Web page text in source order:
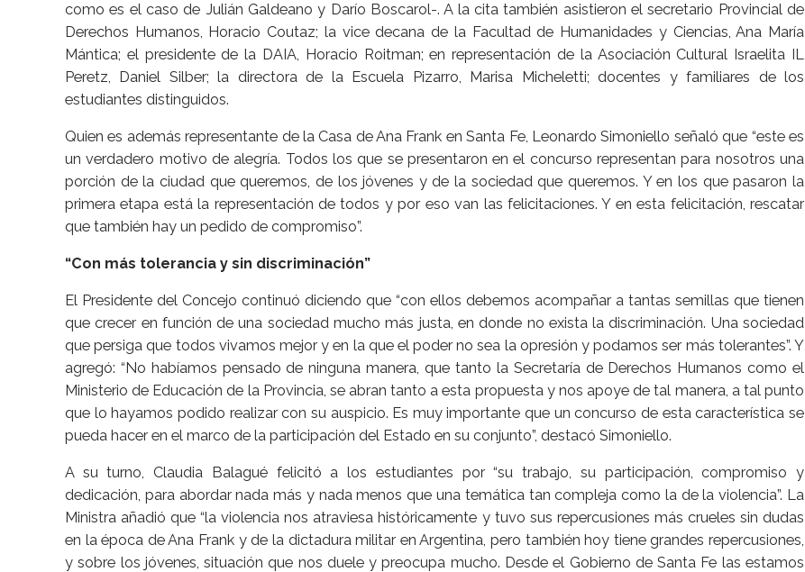
como es el caso de Julián Galdeano y Darío Boscarol-. A la cita también asistieron el secretario Provincial de
Derechos Humanos, Horacio Coutaz; la vice decana de la Facultad de Humanidades y Ciencias, Ana María
Mántica; el presidente de la DAIA, Horacio Roitman; en representación de la Asociación Cultural Israelita IL
Peretz, Daniel Silber; la directora de la Escuela Pizarro, Marisa Micheletti; docentes y familiares de los
estudiantes distinguidos.
Quien es además representante de la Casa de Ana Frank en Santa Fe, Leonardo Simoniello señaló que “este es
un verdadero motivo de alegría. Todos los que se presentaron en el concurso representan para nosotros una
porción de la ciudad que queremos, de los jóvenes y de la sociedad que queremos. Y en los que pasaron la
primera etapa está la representación de todos y por eso van las felicitaciones. Y en esta felicitación, rescatar
que también hay un pedido de compromiso”.
“Con más tolerancia y sin discriminación”
El Presidente del Concejo continuó diciendo que “con ellos debemos acompañar a tantas semillas que tienen
que crecer en función de una sociedad mucho más justa, en donde no exista la discriminación. Una sociedad
que persiga que todos vivamos mejor y en la que el poder no sea la opresión y podamos ser más tolerantes”. Y
agregó: “No habíamos pensado de ninguna manera, que tanto la Secretaría de Derechos Humanos como el
Ministerio de Educación de la Provincia, se abran tanto a esta propuesta y nos apoye de tal manera, a tal punto
que lo hayamos podido realizar con su auspicio. Es muy importante que un concurso de esta característica se
pueda hacer en el marco de la participación del Estado en su conjunto”, destacó Simoniello.
A su turno, Claudia Balagué felicitó a los estudiantes por “su trabajo, su participación, compromiso y
dedicación, para abordar nada más y nada menos que una temática tan compleja como la de la violencia”. La
Ministra añadió que “la violencia nos atraviesa históricamente y tuvo sus repercusiones más crueles sin dudas
en la época de Ana Frank y de la dictadura militar en Argentina, pero también hoy tiene grandes repercusiones,
y sobre los jóvenes, situación que nos duele y preocupa mucho. Desde el Gobierno de Santa Fe las estamos